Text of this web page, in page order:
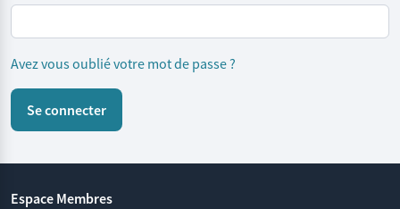
Avez vous oublié votre mot de passe ?
Espace Membres